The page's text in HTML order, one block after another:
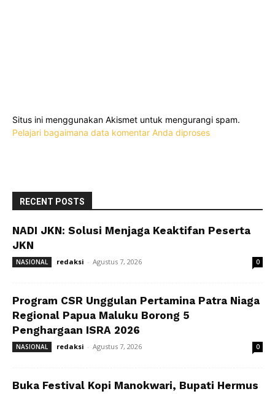
Situs ini menggunakan Akismet untuk mengurangi spam.
Pelajari bagaimana data komentar Anda diproses
RECENT POSTS
NADI JKN: Solusi Menjaga Keaktifan Peserta
JKN
NASIONAL redaksi - Agustus 7, 2026 0
Program CSR Unggulan Pertamina Patra Niaga
Regional Papua Maluku Borong 5
Penghargaan ISRA 2026
NASIONAL redaksi - Agustus 7, 2026 0
Buka Festival Kopi Manokwari, Bupati Hermus